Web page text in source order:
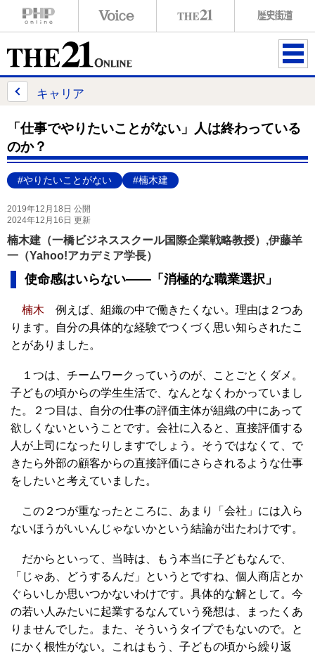
ME
キャリア
「仕事でやりたいことがない」人は終わっている
のか？
#やりたいことがない #楠木建
2019年12月18日 公開
2024年12月16日 更新
楠木建（一橋ビジネススクール国際企業戦略教授）,伊藤羊
一（Yahoo!アカデミア学長）
使命感はいらない――「消極的な職業選択」
楠木 例えば、組織の中で働きたくない。理由は２つあ
ります。自分の具体的な経験でつくづく思い知らされたこ
とがありました。
１つは、チームワークっていうのが、ことごとくダメ。
子どもの頃からの学生生活で、なんとなくわかっていまし
た。２つ目は、自分の仕事の評価主体が組織の中にあって
欲しくないということです。会社に入ると、直接評価する
人が上司になったりしますでしょう。そうではなくて、で
きたら外部の顧客からの直接評価にさらされるような仕事
をしたいと考えていました。
この２つが重なったところに、あまり「会社」には入ら
ないほうがいいんじゃないかという結論が出たわけです。
だからといって、当時は、もう本当に子どもなんで、
「じゃあ、どうするんだ」というとですね、個人商店とか
ぐらいしか思いつかないわけです。具体的な解として。今
の若い人みたいに起業するなんていう発想は、まったくあ
りませんでした。また、そういうタイプでもないので。と
にかく根性がない。これはもう、子どもの頃から繰り返